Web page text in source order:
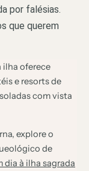
por falésias.
que querem
ilha oferece
e resorts de
com vista
explore o
de
dia à ilha sagrada